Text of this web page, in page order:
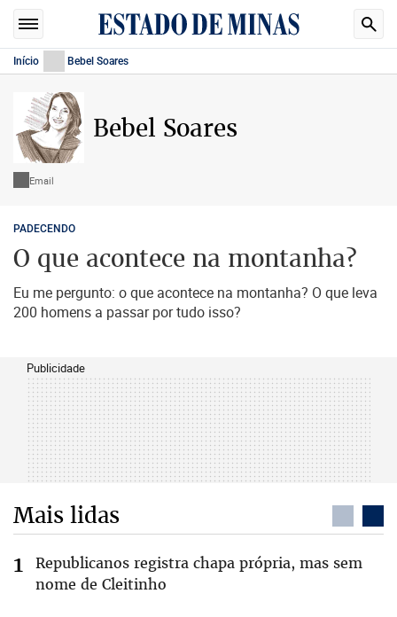
Início Bebel Soares
Bebel Soares
Email
PADECENDO
O que acontece na montanha?
Eu me pergunto: o que acontece na montanha? O que leva
200 homens a passar por tudo isso?
Publicidade
Mais lidas
Republicanos registra chapa própria, mas sem
nome de Cleitinho